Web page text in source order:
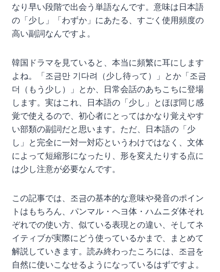
なり早い段階で出会う単語なんです。意味は日本語
の「少し」「わずか」にあたる、すごく使用頻度の
高い副詞なんですよ。
韓国ドラマを見ていると、本当に頻繁に耳にします
よね。「조금만 기다려（少し待って）」とか「조금
더（もう少し）」とか、日常会話のあちこちに登場
します。実はこれ、日本語の「少し」とほぼ同じ感
覚で使えるので、初心者にとってはかなり覚えやす
い部類の副詞だと思います。ただ、日本語の「少
し」と完全に一対一対応というわけではなく、文体
によって短縮形になったり、形を変えたりする点に
は少し注意が必要なんです。
この記事では、조금の基本的な意味や発音のポイン
トはもちろん、パンマル・ヘヨ体・ハムニダ体それ
ぞれでの使い方、似ている表現との違い、そしてネ
イティブが実際にどう使っているかまで、まとめて
解説していきます。読み終わったころには、조금を
自然に使いこなせるようになっているはずですよ。